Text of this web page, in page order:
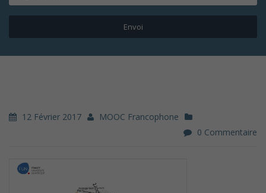
12 Février 2017
MOOC Francophone
0 Commentaire